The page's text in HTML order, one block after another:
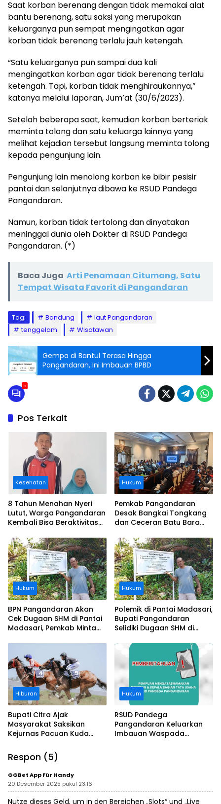
Saat korban berenang dengan tidak memakai alat
bantu berenang, satu saksi yang merupakan
keluarganya pun sempat mengingatkan agar
korban tidak berenang terlalu jauh ketengah.
“Satu keluarganya pun sampai dua kali
mengingatkan korban agar tidak berenang terlalu
ketengah. Tapi, korban tidak menghiraukannya,”
katanya melalui laporan, Jum’at (30/6/2023).
Setelah beberapa saat, kemudian korban berteriak
meminta tolong dan satu keluarga lainnya yang
melihat kejadian tersebut langsung meminta tolong
kepada pengunjung lain.
Pengunjung lain menolong korban ke bibir pesisir
pantai dan selanjutnya dibawa ke RSUD Pandega
Pangandaran.
Namun, korban tidak tertolong dan dinyatakan
meninggal dunia oleh Dokter di RSUD Pandega
Pangandaran. (*)
Baca Juga Arti Penamaan Citumang, Satu
Tempat Wisata Favorit di Pangandaran
Tag: Bandung
laut Pangandaran
tenggelam
Wisatawan
Gempa di Bantul Terasa Hingga
Pangandaran, Ini Imbauan BPBD
5
Pos Terkait
Kesehatan
8 Tahun Menahan Nyeri
Lutut, Warga Pangandaran
Kembali Bisa Beraktivitas
Ditanggung BPJS
Hukum
Pemkab Pangandaran
Desak Bangkai Tongkang
dan Ceceran Batu Bara
Buruknya Koordinasi
Perusahaan
Hukum
BPN Pangandaran Akan
Cek Dugaan SHM di Pantai
Madasari, Pemkab Minta
Hukum
Polemik di Pantai Madasari,
Bupati Pangandaran
Selidiki Dugaan SHM di
Pantai
Hiburan
Bupati Citra Ajak
Masyarakat Saksikan
Kejurnas Pacuan Kuda
Legokjawa
Hukum
RSUD Pandega
Pangandaran Keluarkan
Imbauan Waspada
Respon (5)
GGBet App Für Handy
20 Desember 2025 pukul 23:16
Nutze dieses Geld, um in den Bereichen „Slots“ und „Live